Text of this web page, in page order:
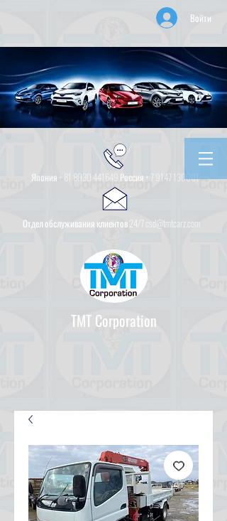
Войти
Япония + 81 8030 441649 Россия + 7 9147 130001
Отдел обслуживания клиентов 24/7 csd@tmtcarz.com
TMT Corporation